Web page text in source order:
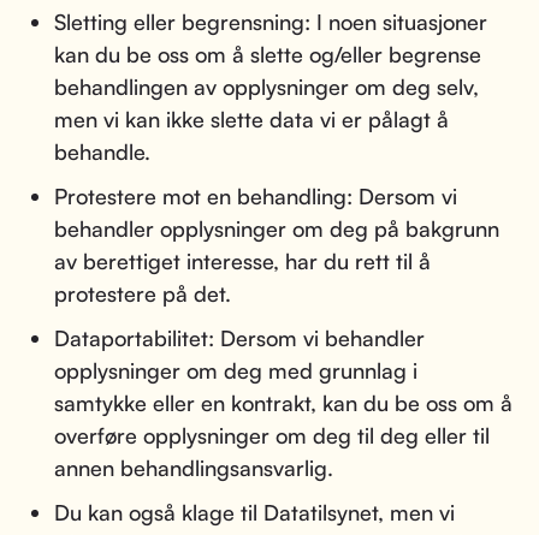
Sletting eller begrensning: I noen situasjoner
kan du be oss om å slette og/eller begrense
behandlingen av opplysninger om deg selv,
men vi kan ikke slette data vi er pålagt å
behandle.
Protestere mot en behandling: Dersom vi
behandler opplysninger om deg på bakgrunn
av berettiget interesse, har du rett til å
protestere på det.
Dataportabilitet: Dersom vi behandler
opplysninger om deg med grunnlag i
samtykke eller en kontrakt, kan du be oss om å
overføre opplysninger om deg til deg eller til
annen behandlingsansvarlig.
Du kan også klage til Datatilsynet, men vi